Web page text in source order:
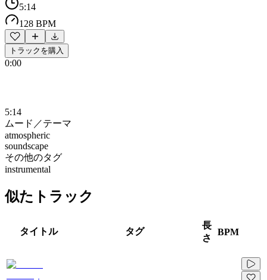
5:14
128 BPM
トラックを購入
0:00
5:14
ムード／テーマ
atmospheric
soundscape
その他のタグ
instrumental
似たトラック
タイトル タグ
長
さ
BPM